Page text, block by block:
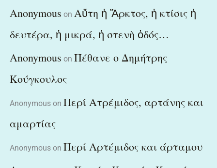
Anonymous on Αὕτη ἡ Ἄρκτος, ἡ κτίσις ἡ
δευτέρα, ἡ μικρά, ἡ στενὴ ὁδός…
Anonymous on Πέθανε ο Δημήτρης
Κούγκουλος
Anonymous on Περί Ατρέμιδος, αρτάνης και
αμαρτίας
Anonymous on Περί Αρτέμιδος και άρταμου